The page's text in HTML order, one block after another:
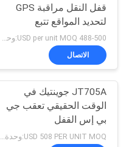
قفل النقل مراقبة GPS
لتحديد المواقع تتبع
488-500 USD per unit MOQ:وحدة 1
الاتصال
JT705A جوينتيك في
الوقت الحقيقي تعقب جي
بي إس القفل
USD 508 PER UNIT MOQ:وحدة 1